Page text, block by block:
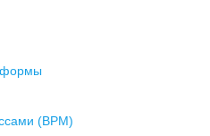
формы
(BPM)